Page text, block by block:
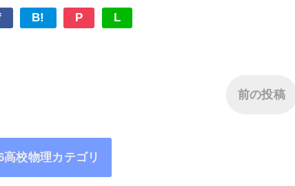
B! P L
前の投稿
高校物理カテゴリ